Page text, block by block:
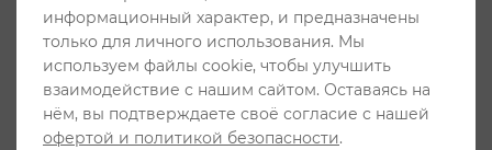
информационный характер, и предназначены
только для личного использования. Мы
используем файлы cookie, чтобы улучшить
взаимодействие с нашим сайтом. Оставаясь на
нём, вы подтверждаете своё согласие с нашей
офертой и политикой безопасности.